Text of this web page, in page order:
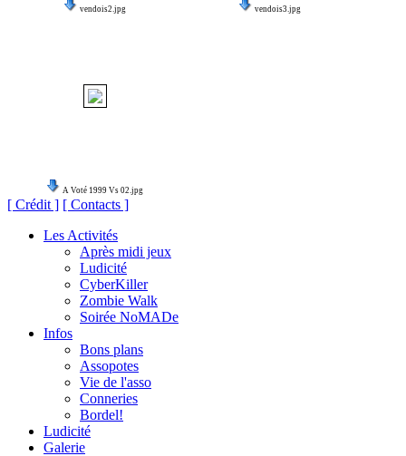
vendois2.jpg vendois3.jpg
A Voté 1999 Vs 02.jpg
[ Crédit ] [ Contacts ]
Les Activités
Après midi jeux
Ludicité
CyberKiller
Zombie Walk
Soirée NoMADe
Infos
Bons plans
Assopotes
Vie de l'asso
Conneries
Bordel!
Ludicité
Galerie